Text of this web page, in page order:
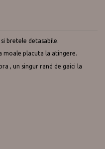
bretele detasabile.
moale placuta la atingere.
, un singur rand de gaici la